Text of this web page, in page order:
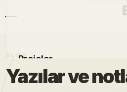
Projeler
Otomobiller
BLOG
Yazılar ve